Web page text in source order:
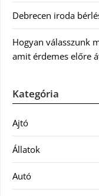
Debrecen iroda
Hogyan válasszunk
amit érdemes előre
Kategória
Ajtó
Állatok
Autó